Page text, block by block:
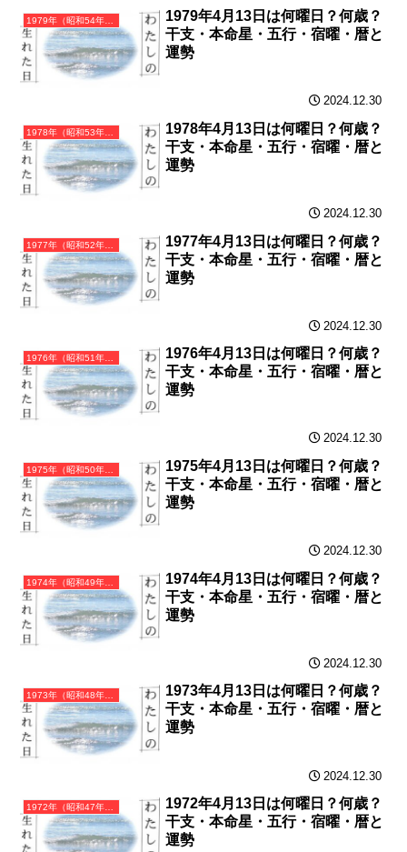
1979年（昭和54年）己未（つちのとひつじ）・未年（ひつじ年）カレンダー（月曜はじまり）
1979年4月13日は何曜日？何歳？
干支・本命星・五行・宿曜・暦と
運勢
2024.12.30
1978年（昭和53年）戊午（つちのえうま）・午年（うま年）カレンダー（月曜はじまり）
1978年4月13日は何曜日？何歳？
干支・本命星・五行・宿曜・暦と
運勢
2024.12.30
1977年（昭和52年）丁巳（ひのとみ）・巳年（へび年）カレンダー（月曜はじまり）
1977年4月13日は何曜日？何歳？
干支・本命星・五行・宿曜・暦と
運勢
2024.12.30
1976年（昭和51年）丙辰（ひのえたつ）・辰年（たつ年）カレンダー（月曜はじまり）
1976年4月13日は何曜日？何歳？
干支・本命星・五行・宿曜・暦と
運勢
2024.12.30
1975年（昭和50年）乙卯（きのとう）・卯年（うさぎ年）カレンダー（月曜はじまり）
1975年4月13日は何曜日？何歳？
干支・本命星・五行・宿曜・暦と
運勢
2024.12.30
1974年（昭和49年）甲寅（きのえとら）・寅年（とら年）カレンダー（月曜はじまり）
1974年4月13日は何曜日？何歳？
干支・本命星・五行・宿曜・暦と
運勢
2024.12.30
1973年（昭和48年）癸丑（みずのとうし）・丑年（うし年）カレンダー（月曜はじまり）
1973年4月13日は何曜日？何歳？
干支・本命星・五行・宿曜・暦と
運勢
2024.12.30
1972年（昭和47年）壬子（みずのえね）・子年（ねずみ年）カレンダー（月曜はじまり）
1972年4月13日は何曜日？何歳？
干支・本命星・五行・宿曜・暦と
運勢